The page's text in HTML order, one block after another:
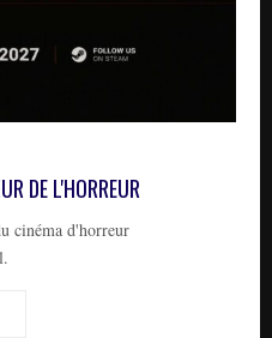
DE L'HORREUR
cinéma d'horreur